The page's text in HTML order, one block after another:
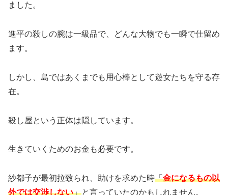
ました。
進平の殺しの腕は一級品で、どんな大物でも一瞬で仕留め
ます。
しかし、島ではあくまでも用心棒として遊女たちを守る存
在。
殺し屋という正体は隠しています。
生きていくためのお金も必要です。
紗都子が最初拉致られ、助けを求めた時「金になるもの以
外では交渉しない」と言っていたのかもしれません。